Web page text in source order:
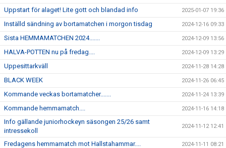
Uppstart för alaget! Lite gott och blandad info 2025-01-07 19:36
Inställd sändning av bortamatchen i morgon tisdag 2024-12-16 09:33
Sista HEMMAMATCHEN 2024....... 2024-12-09 13:56
HALVA-POTTEN nu på fredag.... 2024-12-09 13:29
Uppesittarkväll 2024-11-28 14:28
BLACK WEEK 2024-11-26 06:45
Kommande veckas bortamatcher....... 2024-11-24 13:39
Kommande hemmamatch.... 2024-11-16 14:18
Info gällande juniorhockeyn säsongen 25/26 samt
intressekoll
2024-11-12 12:41
Fredagens hemmamatch mot Hallstahammar.... 2024-11-11 08:21